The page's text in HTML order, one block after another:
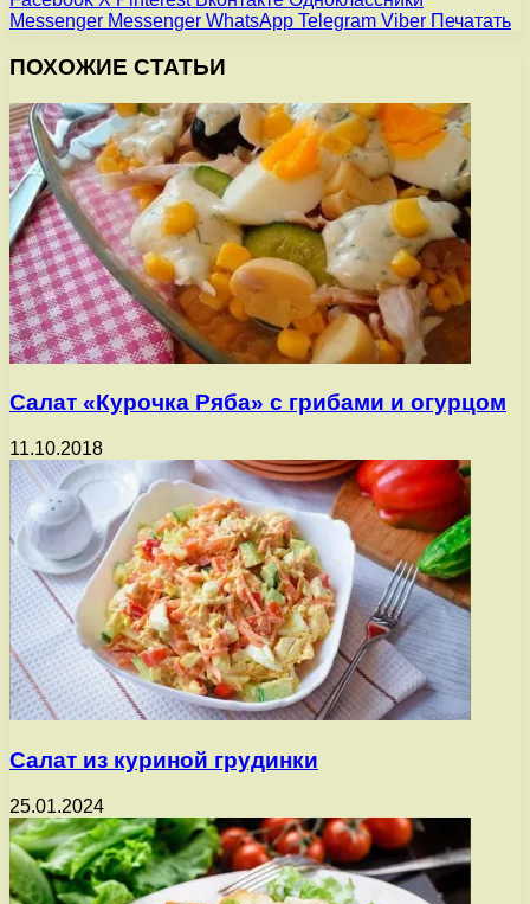
Messenger Messenger WhatsApp Telegram Viber Печатать
ПОХОЖИЕ СТАТЬИ
Салат «Курочка Ряба» с грибами и огурцом
11.10.2018
Салат из куриной грудинки
25.01.2024